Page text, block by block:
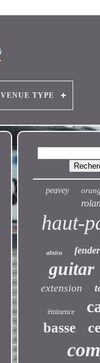
VENUE TYPE
peavey
haut-
alnico fender
guitar
extension
éminence
basse